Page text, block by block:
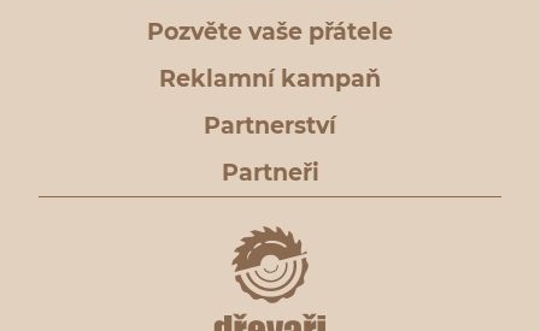
Pozvěte vaše přátele
Reklamní kampaň
Partnerství
Partneři